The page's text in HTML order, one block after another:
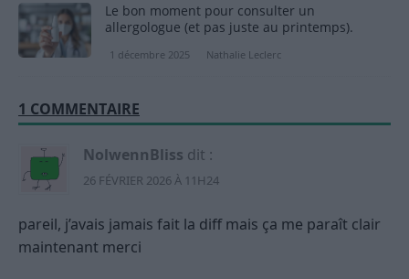
Le bon moment pour consulter un
allergologue (et pas juste au printemps).
1 décembre 2025 Nathalie Leclerc
1 COMMENTAIRE
NolwennBliss dit :
26 FÉVRIER 2026 À 11H24
pareil, j’avais jamais fait la diff mais ça me paraît clair
maintenant merci